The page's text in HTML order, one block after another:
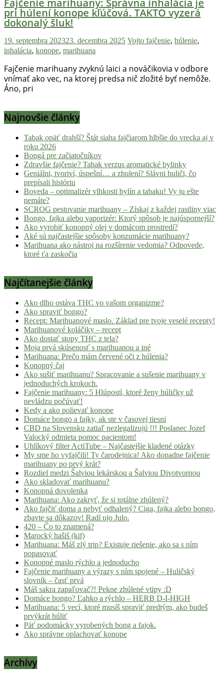
pri húlení konope kľúčová. TAKTO vyzerá
dokonalý šluk!
19. septembra 202323. decembra 2025 Vojto fajčenie, húlenie,
inhalácia, konope, marihuana
Fajčenie marihuany zvyknú laici a nováčikovia v odbore
vnímať ako vec, na ktorej predsa nič zložité byť nemôže.
Áno, pri
Najnovšie články
Tabak opäť drahší? Štát siaha fajčiarom hlbšie do vrecka aj v
roku 2026
Bongá pre začiatočníkov
Zdravšie fajčenie? Tabak verzus aromatické bylinky
Geniálni, tvoriví, úspešní… a zhulení? Slávni huliči, čo
prepísali históriu
Boveda – optimalizér vlhkosti bylín a tabaku! Vy ju ešte
nemáte?
SCROG pestovanie marihuany – Získaj z každej rastliny viac
Bongo, fajka alebo vaporizér: Ktorý spôsob je najúspornejší?
Ako vyrobiť konopný olej v domácom prostredí?
Aké sú najčastejšie spôsoby konzumácie marihuany?
Marihuana ako nástroj na rozšírenie vedomia? Odpovede,
ktoré ťa zaskočia
Najčítanejšie články
Ako dlho ostáva THC vo vašom organizme?
Ako spraviť bongo?
Recept: Marihuanové maslo. Základ pre tvoje veselé recepty!
Marihuanové koláčiky – recept
Ako dostať stopy THC z tela?
Moja prvá skúsenosť s marihuanou a iné
Marihuana: Prečo mám červené oči z húlenia?
Konopný čaj
Ako sušiť marihuanu? Spracovanie a sušenie marihuany v
jednoduchých krokoch.
Fajčenie marihuany: 5 Hlúpostí, ktoré ženy húličky už
nevládzu počúvať!
Kedy a ako polievať konope
Domáce bongo a fajky, ak ste v časovej tiesni
CBD na Slovensku zatiaľ nezlegalizujú !!! Poslanec Jozef
Valocký odmieta pomoc pacientom!
Uhlíkový filter ActiTube – Najčastejšie kladené otázky
My sme ho vyfajčili! Ty čarodejnica! Ako dopadne fajčenie
marihuany po prvý krát?
Rozdiel medzi Šalviou lekárskou a Šalviou Divotvornou
Ako skladovať marihuanu?
Konopná dovolenka
Marihuana: Ako zakryť, že si totálne zhúlený?
Ako fajčiť doma a nebyť odhalený? Ciga, fajka alebo bongo,
zbavte sa dôkazov! Radí ujo Julo.
420 – Čo to znamená?
Marocký hašiš (kif)
Marihuana: Máš zlý trip? Existuje riešenie, ako sa s ním
popasovať
Konopné maslo rýchlo a jednoducho
Fajčenie marihuany a výrazy s ním spojené – Huličský
slovník – časť prvá
Máš sakra zapaľovač?! Pekne zhúlené vtipy :D
Domáce bongo? Ľahko a rýchlo – HERB D-I-HIGH
Marihuana: 5 vecí, ktoré musíš spraviť predtým, ako budeš
prvýkrát húliť
Päť podomácky vyrobených bong a fajok.
Ako správne oplachovať konope
Archívy